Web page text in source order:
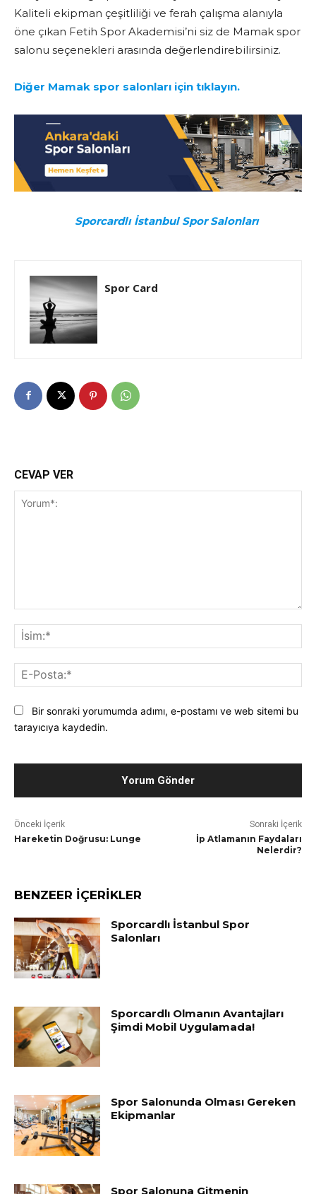
Kaliteli ekipman çeşitliliği ve ferah çalışma alanıyla
öne çıkan Fetih Spor Akademisi’ni siz de Mamak spor
salonu seçenekleri arasında değerlendirebilirsiniz.
Diğer Mamak spor salonları için tıklayın.
Sporcardlı İstanbul Spor Salonları
Spor Card
CEVAP VER
Bir sonraki yorumumda adımı, e-postamı ve web sitemi bu
tarayıcıya kaydedin.
Önceki İçerik
Hareketin Doğrusu: Lunge
Sonraki İçerik
İp Atlamanın Faydaları
Nelerdir?
BENZEER İÇERİKLER
Sporcardlı İstanbul Spor
Salonları
Sporcardlı Olmanın Avantajları
Şimdi Mobil Uygulamada!
Spor Salonunda Olması Gereken
Ekipmanlar
Spor Salonuna Gitmenin